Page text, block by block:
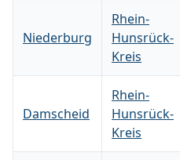
Niederburg
Rhein-
Hunsrück-
Kreis
Damscheid
Rhein-
Hunsrück-
Kreis